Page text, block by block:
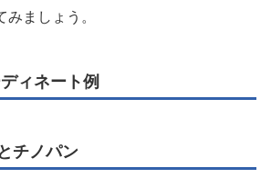
みましょう。
ィネート例
チノパン